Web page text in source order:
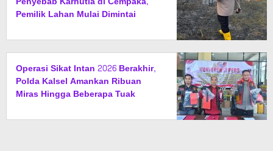
Pemilik Lahan Mulai Dimintai
Operasi Sikat Intan 2026 Berakhir,
Polda Kalsel Amankan Ribuan
Miras Hingga Beberapa Tuak